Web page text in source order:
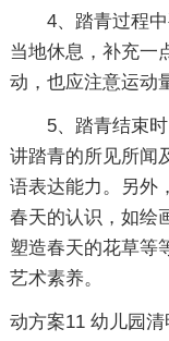
4、踏青过程
当地休息，补充一
动，也应注意运动
5、踏青结束
讲踏青的所见所闻
语表达能力。另外
春天的认识，如绘
塑造春天的花草等
艺术素养。
动方案11 幼儿园